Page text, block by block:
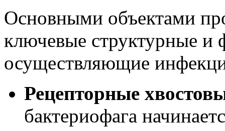
Основными объектами
ключевые структурные и
осуществляющие
Рецепторные
бактериофага